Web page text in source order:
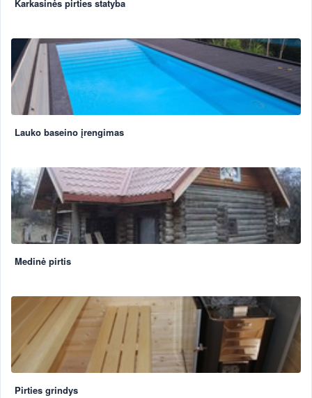
Karkasinės pirties statyba
Lauko baseino įrengimas
Medinė pirtis
Pirties grindys